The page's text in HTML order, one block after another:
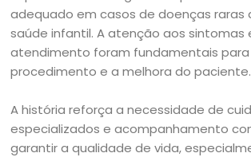
adequado em casos de doenças raras
saúde infantil. A atenção aos sintomas
atendimento foram fundamentais para
procedimento e a melhora do paciente.
A história reforça a necessidade de
especializados e acompanhamento
garantir a qualidade de vida,